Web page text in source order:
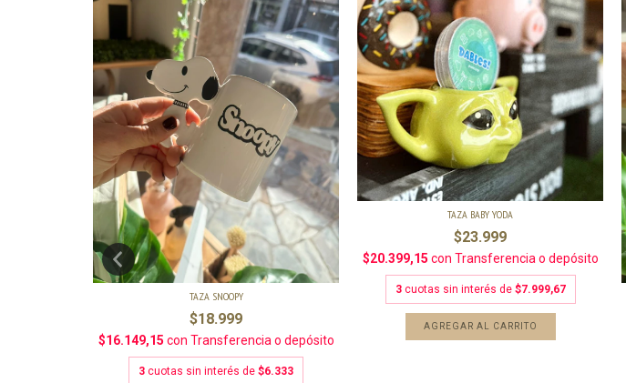
TAZA SNOOPY
$18.999
$16.149,15 con Transferencia o depósito
3 cuotas sin interés de $6.333
TAZA BABY YODA
$23.999
$20.399,15 con Transferencia o depósito
3 cuotas sin interés de $7.999,67